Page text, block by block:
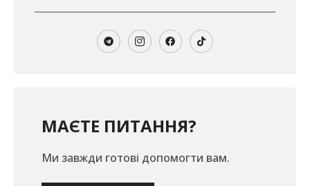
МАЄТЕ ПИТАННЯ?
Ми завжди готові допомогти вам.